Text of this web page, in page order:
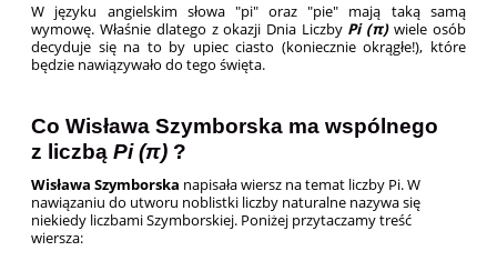
W języku angielskim słowa "pi" oraz "pie" mają taką samą
wymowę. Właśnie dlatego z okazji Dnia Liczby Pi (π)wiele osób
decyduje się na to by upiec ciasto (koniecznie okrągłe!), które
będzie nawiązywało do tego święta.
Co Wisława Szymborska ma wspólnego
z liczbąPi (π) ?
Wisława Szymborska napisała wiersz na temat liczby Pi. W
nawiązaniu do utworu noblistki liczby naturalne nazywa się
niekiedy liczbami Szymborskiej. Poniżej przytaczamy treść
wiersza: